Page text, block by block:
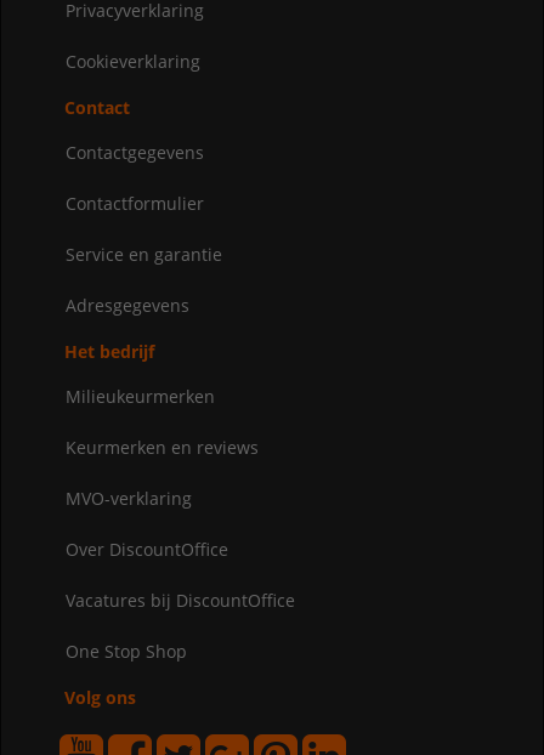
Privacyverklaring
Cookieverklaring
Contact
Contactgegevens
Contactformulier
Service en garantie
Adresgegevens
Het bedrijf
Milieukeurmerken
Keurmerken en reviews
MVO-verklaring
Over DiscountOffice
Vacatures bij DiscountOffice
One Stop Shop
Volg ons